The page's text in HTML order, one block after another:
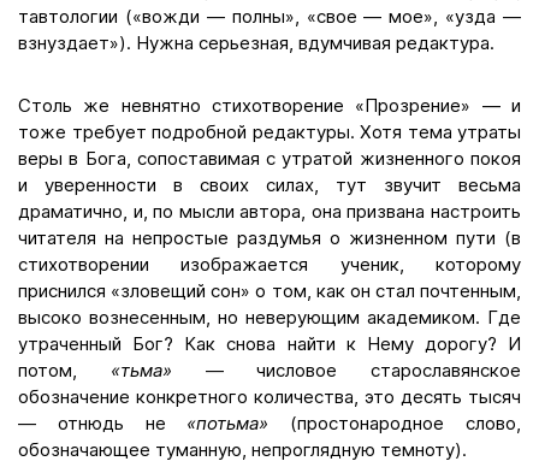
тавтологии («вожди — полны», «свое — мое», «узда —
взнуздает»). Нужна серьезная, вдумчивая редактура.
Столь же невнятно стихотворение «Прозрение» — и
тоже требует подробной редактуры. Хотя тема утраты
веры в Бога, сопоставимая с утратой жизненного покоя
и уверенности в своих силах, тут звучит весьма
драматично, и, по мысли автора, она призвана настроить
читателя на непростые раздумья о жизненном пути (в
стихотворении изображается ученик, которому
приснился «зловещий сон» о том, как он стал почтенным,
высоко вознесенным, но неверующим академиком. Где
утраченный Бог? Как снова найти к Нему дорогу? И
потом, «тьма» — числовое старославянское
обозначение конкретного количества, это десять тысяч
— отнюдь не «потьма» (простонародное слово,
обозначающее туманную, непроглядную темноту).